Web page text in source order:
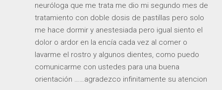
neuróloga que me trata me dio mi segundo mes de
tratamiento con doble dosis de pastillas pero solo
me hace dormir y anestesiada pero igual siento el
dolor o ardor en la encía cada vez al comer o
lavarme el rostro y algunos dientes, como puedo
comunicarme con ustedes para una buena
orientación ……agradezco infinitamente su atencion